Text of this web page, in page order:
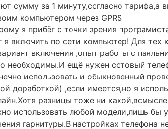
сумму за 1 минуту,согласно тарифа,а
компьютером через GPRS
я прибёг с точки зрения
я включить по сети компьютер! Для тех
включения ,опыт работы с
необходимы.И ещё нужен сотовый
использовать и обыкновенный
доработкой) ,если имеется,но я
разницы тоже ни какой,всмысле
использовать любой модели,лишь бы
гарнитуры.В настройках телефона